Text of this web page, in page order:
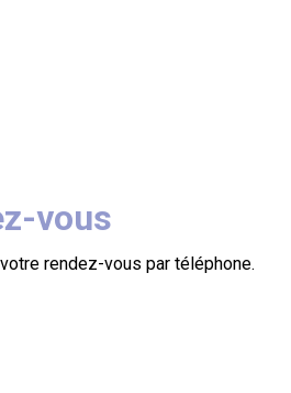
vous
rendez-vous par téléphone.